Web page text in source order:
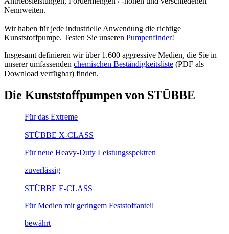
Nennweiten.
Wir haben für jede industrielle Anwendung die richtige
Kunststoffpumpe. Testen Sie unseren Pumpenfinder!
Insgesamt definieren wir über 1.600 aggressive Medien, die Sie in
unserer umfassenden chemischen Beständigkeitsliste (PDF als
Download verfügbar) finden.
Die Kunststoffpumpen von STÜBBE
Für das Extreme
STÜBBE X-CLASS
Für neue Heavy-Duty Leistungsspektren
zuverlässig
STÜBBE E-CLASS
Für Medien mit geringem Feststoffanteil
bewährt